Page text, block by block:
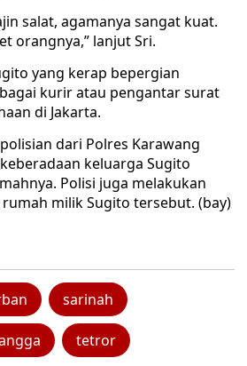
salat, agamanya sangat kuat.
orangnya,” lanjut Sri.
yang kerap bepergian
kurir atau pengantar surat
di Jakarta.
dari Polres Karawang
keluarga Sugito
Polisi juga melakukan
milik Sugito tersebut. (bay)
sarinah
tetror